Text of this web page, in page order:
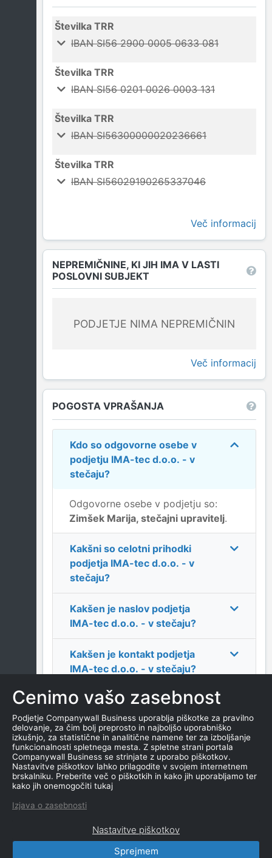
Številka TRR
IBAN SI56 2900 0005 0633 081
Številka TRR
IBAN SI56 0201 0026 0003 131
Številka TRR
IBAN SI56300000020236661
Številka TRR
IBAN SI56029190265337046
Več informacij
NEPREMIČNINE, KI JIH IMA V LASTI
POSLOVNI SUBJEKT
PODJETJE NIMA NEPREMIČNIN
Več informacij
POGOSTA VPRAŠANJA
Kdo so odgovorne osebe v
podjetju IMA-tec d.o.o. - v
stečaju?
Odgovorne osebe v podjetju so:
Zimšek Marija, stečajni upravitelj.
Kakšni so celotni prihodki
podjetja IMA-tec d.o.o. - v
stečaju?
Kakšen je naslov podjetja
IMA-tec d.o.o. - v stečaju?
Kakšen je kontakt podjetja
IMA-tec d.o.o. - v stečaju?
Koliko zaposlenih ima
podjetjeIMA-tec d.o.o. - v
stečaju?
Kateri je datum ustanovitve
podjetja IMA-tec d.o.o. - v
stečaju?
CompanyWall Business © 2026
Cenimo vašo zasebnost
Podjetje Companywall Business uporablja piškotke za pravilno
delovanje, za čim bolj preprosto in najboljšo uporabniško
izkušnjo, za statistične in analitične namene ter za izboljšanje
funkcionalnosti spletnega mesta. Z spletne strani portala
Companywall Business se strinjate z uporabo piškotkov.
Nastavitve piškotkov lahko prilagodite v svojem internetnem
brskalniku. Preberite več o piškotkih in kako jih uporabljamo ter
kako jih onemogočiti tukaj
Izjava o zasebnosti
Nastavitve piškotkov
Sprejmem